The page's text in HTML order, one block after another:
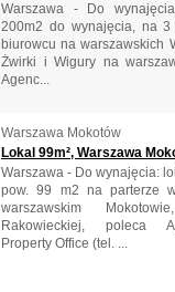
Warszawa - Do
200m2 do wynajęcia, na
biurowcu na warszawskich
Żwirki i Wigury na
Agenc...
Warszawa Mokotów
Lokal 99m², Warszawa
Warszawa - Do wynajęcia:
pow. 99 m2 na parterze
warszawskim
Rakowieckiej, poleca
Property Office (tel. ...